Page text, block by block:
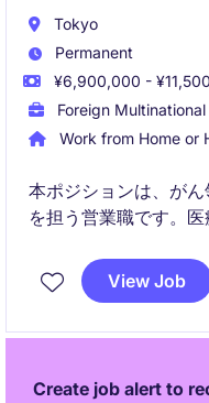
Tokyo
Permanent
¥6,900,000 -
Foreign Multinational
Work from Home or
本ポジションは、が
を担う営業職です。
診断の質向上に貢献い
View Job
Create job alert to